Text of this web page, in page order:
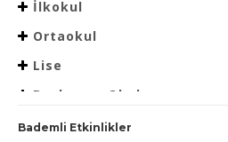
İlkokul
Ortaokul
Lise
Beslenme Okulu
Bademli Etkinlikler